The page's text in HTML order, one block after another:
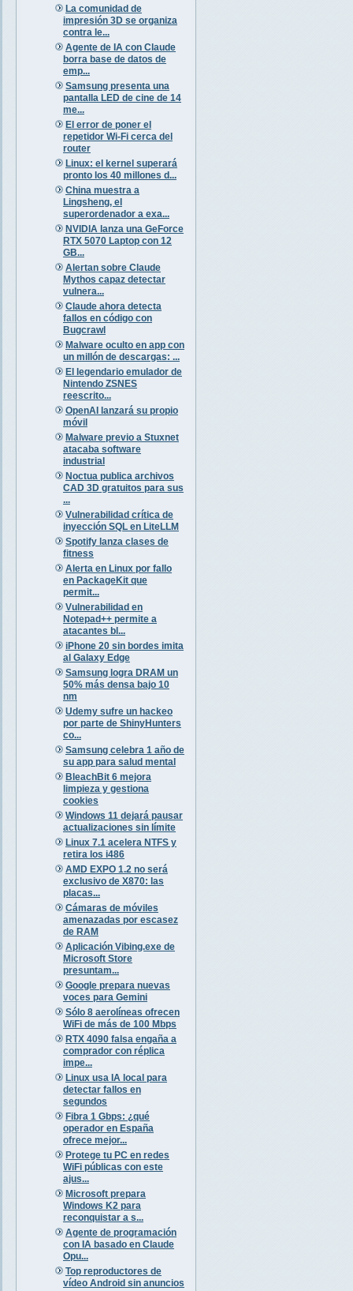
La comunidad de
impresión 3D se organiza
contra le...
Agente de IA con Claude
borra base de datos de
emp...
Samsung presenta una
pantalla LED de cine de 14
me...
El error de poner el
repetidor Wi-Fi cerca del
router
Linux: el kernel superará
pronto los 40 millones d...
China muestra a
Lingsheng, el
superordenador a exa...
NVIDIA lanza una GeForce
RTX 5070 Laptop con 12
GB...
Alertan sobre Claude
Mythos capaz detectar
vulnera...
Claude ahora detecta
fallos en código con
Bugcrawl
Malware oculto en app con
un millón de descargas: ...
El legendario emulador de
Nintendo ZSNES
reescrito...
OpenAI lanzará su propio
móvil
Malware previo a Stuxnet
atacaba software
industrial
Noctua publica archivos
CAD 3D gratuitos para sus
...
Vulnerabilidad crítica de
inyección SQL en LiteLLM
Spotify lanza clases de
fitness
Alerta en Linux por fallo
en PackageKit que
permit...
Vulnerabilidad en
Notepad++ permite a
atacantes bl...
iPhone 20 sin bordes imita
al Galaxy Edge
Samsung logra DRAM un
50% más densa bajo 10
nm
Udemy sufre un hackeo
por parte de ShinyHunters
co...
Samsung celebra 1 año de
su app para salud mental
BleachBit 6 mejora
limpieza y gestiona
cookies
Windows 11 dejará pausar
actualizaciones sin límite
Linux 7.1 acelera NTFS y
retira los i486
AMD EXPO 1.2 no será
exclusivo de X870: las
placas...
Cámaras de móviles
amenazadas por escasez
de RAM
Aplicación Vibing.exe de
Microsoft Store
presuntam...
Google prepara nuevas
voces para Gemini
Sólo 8 aerolíneas ofrecen
WiFi de más de 100 Mbps
RTX 4090 falsa engaña a
comprador con réplica
impe...
Linux usa IA local para
detectar fallos en
segundos
Fibra 1 Gbps: ¿qué
operador en España
ofrece mejor...
Protege tu PC en redes
WiFi públicas con este
ajus...
Microsoft prepara
Windows K2 para
reconquistar a s...
Agente de programación
con IA basado en Claude
Opu...
Top reproductores de
vídeo Android sin anuncios